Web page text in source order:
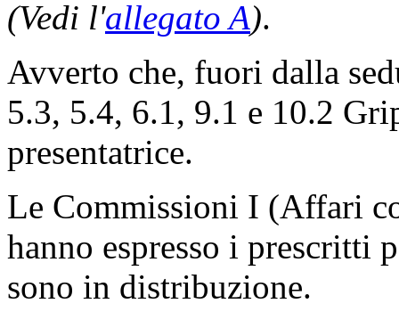
(Vedi l'allegato A).
Avverto che, fuori dalla
5.3, 5.4, 6.1, 9.1 e 10.2
presentatrice.
Le Commissioni I (Affari
hanno espresso i prescritti
sono in distribuzione.